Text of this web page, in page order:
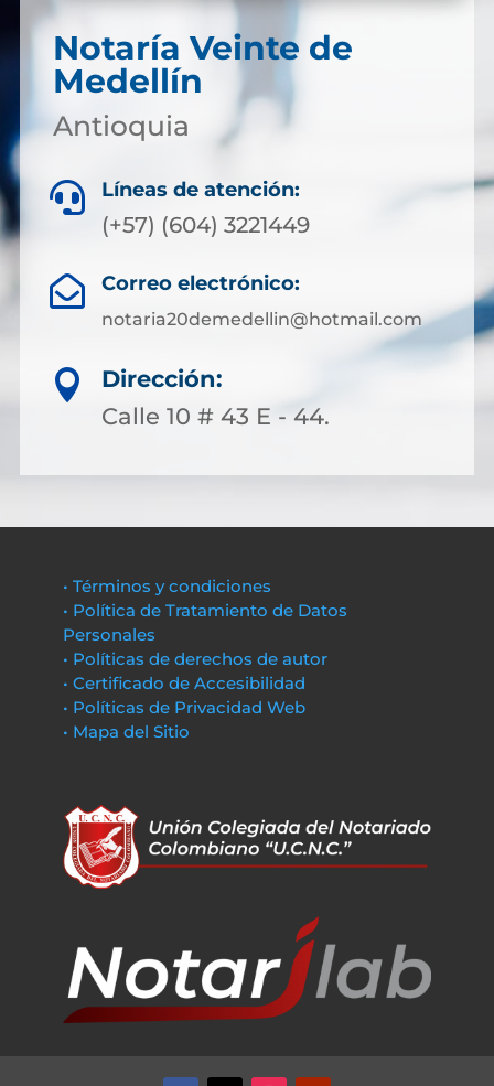
Notaría Veinte de
Medellín
Antioquia
 Líneas de atención:
(+57) (604) 3221449
 Correo electrónico:
notaria20demedellin@hotmail.com

Dirección:
Calle 10 # 43 E - 44.
• Términos y condiciones
• Política de Tratamiento de Datos
Personales
• Políticas de derechos de autor
• Certificado de Accesibilidad
• Políticas de Privacidad Web
• Mapa del Sitio